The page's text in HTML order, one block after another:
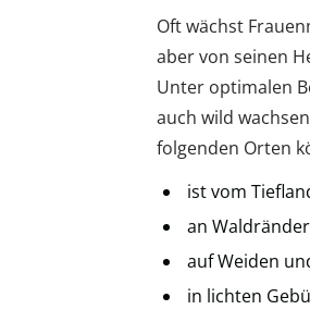
Oft wächst
aber von seinen
Unter optimalen
auch wild
folgenden Orten
ist vom
an
auf Weiden
in lichten